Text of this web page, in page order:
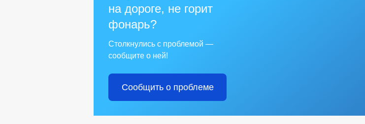
Прием граждан
на дороге, не горит
фонарь?
Столкнулись с проблемой —
сообщите о ней!
Сообщить о проблеме